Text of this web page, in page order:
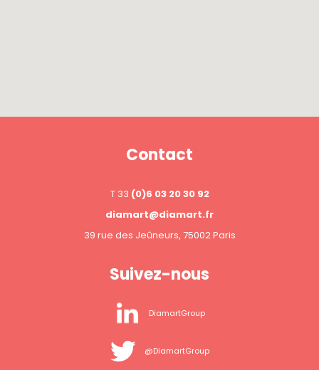
Contact
T 33 (0)6 03 20 30 92
diamart@diamart.fr
39 rue des Jeûneurs, 75002 Paris
Suivez-nous
DiamartGroup
@DiamartGroup